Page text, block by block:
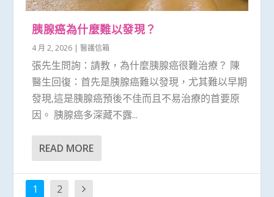
胰腺癌為什麼難以發現？
4 月 2, 2026 |醫護信箱
張先生問詢：請教，為什麼胰腺癌很難治療？ 陳
醫生回復：首先是胰腺癌難以發現，尤其難以早期
發現,這是胰腺癌預後不佳而且不易治療的首要原
因。 胰腺癌多深藏不露...
READ MORE
1 2